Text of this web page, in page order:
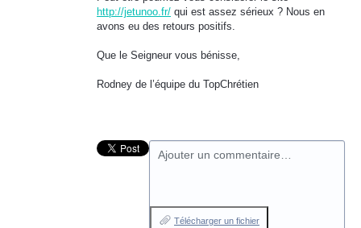
http://jetunoo.fr/ qui est assez sérieux ? Nous en
avons eu des retours positifs.
Que le Seigneur vous bénisse,
Rodney de l’équipe du TopChrétien
Ajouter un commentaire…
Télécharger un fichier